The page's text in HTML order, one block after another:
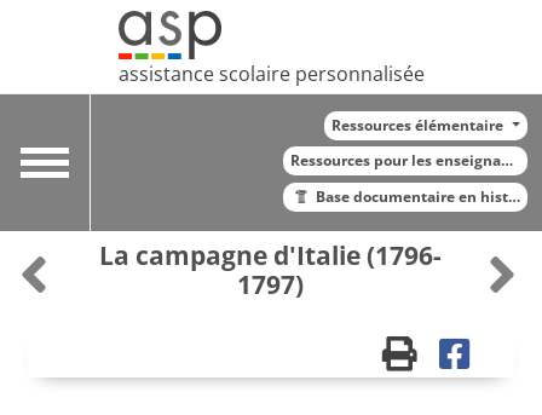
assistance scolaire personnalisée
Toggle
Ressources élémentaire
Ressources pour les enseignants
Base documentaire en histoire
La campagne d'Italie (1796-
1797)